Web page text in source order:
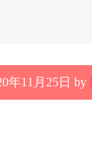
年11月25日 by